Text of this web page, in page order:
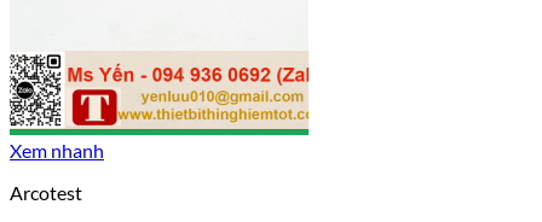
Xem nhanh
Arcotest